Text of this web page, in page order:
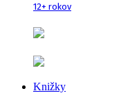
12+ rokov
Knižky